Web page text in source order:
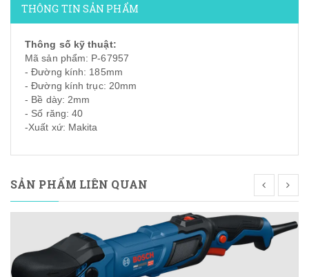
THÔNG TIN SẢN PHẨM
Thông số kỹ thuật:
Mã sản phẩm: P-67957
- Đường kính: 185mm
- Đường kính trục: 20mm
- Bề dày: 2mm
- Số răng: 40
-Xuất xứ: Makita
SẢN PHẨM LIÊN QUAN